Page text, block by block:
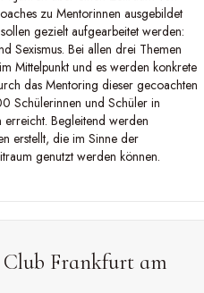
zu Mentorinnen ausgebildet
gezielt aufgearbeitet werden:
Sexismus. Bei allen drei Themen
Mittelpunkt und es werden konkrete
das Mentoring dieser gecoachten
Schülerinnen und Schüler in
erreicht. Begleitend werden
erstellt, die im Sinne der
genutzt werden können.
Frankfurt am